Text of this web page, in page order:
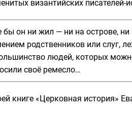
византийских писателей-
бы он ни жил — ни на острове,
родственников или
людей, которых
своё ремесло…
книге «Церковная история»